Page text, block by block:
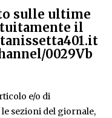
sulle ultime
il
0029Vb
e/o di
sezioni del giornale,